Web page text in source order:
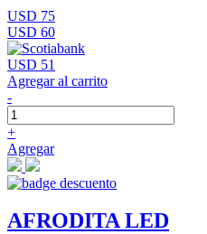
USD 75
USD 60
USD 51
Agregar al carrito
-
+
Agregar
AFRODITA LED